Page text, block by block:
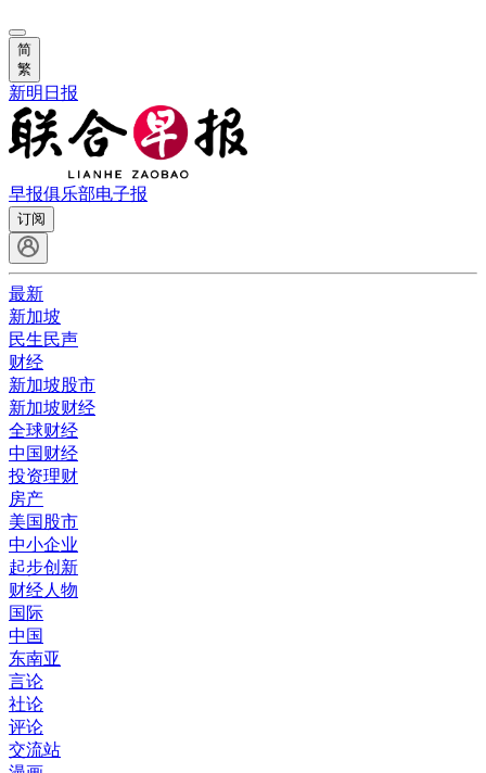
简
繁
新明日报
早报俱乐部电子报
订阅
最新
新加坡
民生民声
财经
新加坡股市
新加坡财经
全球财经
中国财经
投资理财
房产
美国股市
中小企业
起步创新
财经人物
国际
中国
东南亚
言论
社论
评论
交流站